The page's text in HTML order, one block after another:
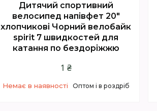
Дитячий спортивний
велосипед напівфет 20"
хлопчикові Чорний велобайк
spirit 7 швидкостей для
катання по бездоріжжю
1 ₴
Немає в наявності Оптом і в роздріб